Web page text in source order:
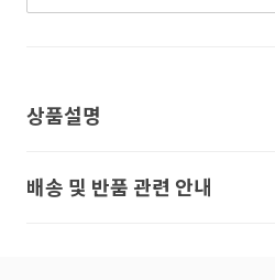
상품설명
배송 및 반품 관련 안내